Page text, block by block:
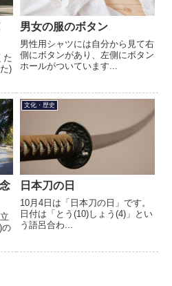
た
)
男女の服のボタン
男性用シャツには自分から見て右
側にボタンがあり、左側にボタン
ホールがついています...
の
文化・歴史
日本刀の日
10月4日は「日本刀の日」です。
日付は「とう(10)しょう(4)」とい
う語呂合わ...